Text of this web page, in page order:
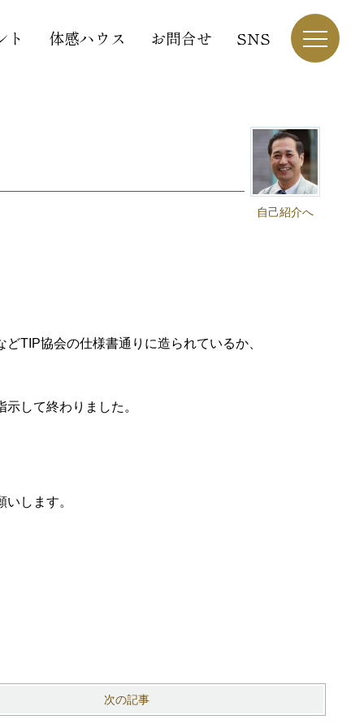
ト 体感ハウス お問合せ SNS
自己紹介へ
TIP協会の仕様書通りに造られているか、
して終わりました。
します。
次の記事